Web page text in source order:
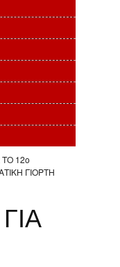
12ο
ΓΙΟΡΤΗ